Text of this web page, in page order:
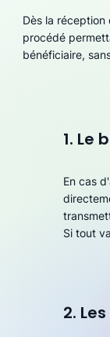
Dès la réception
procédé
bénéficiaire,
1. Le
En cas
Si tout
2.